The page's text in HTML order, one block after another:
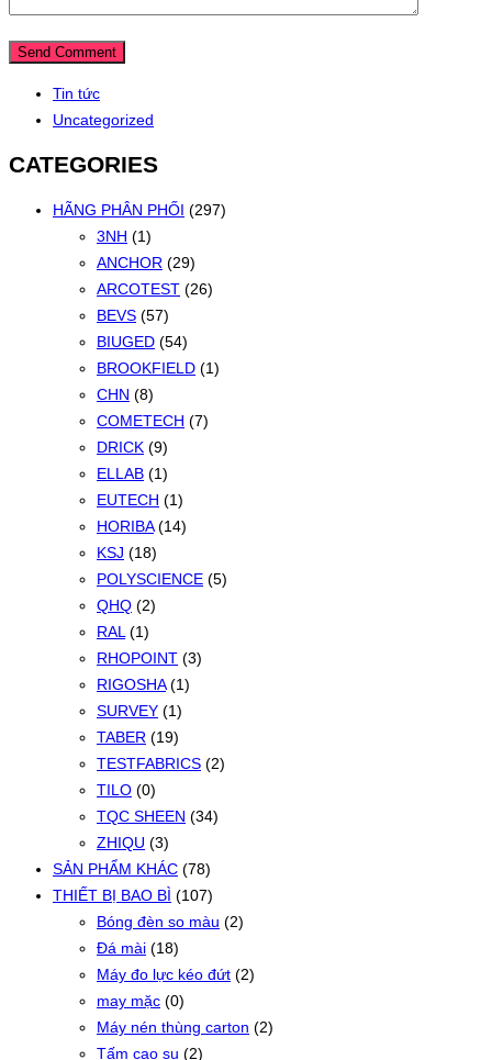
Tin tức
Uncategorized
CATEGORIES
HÃNG PHÂN PHỐI (297)
3NH (1)
ANCHOR (29)
ARCOTEST (26)
BEVS (57)
BIUGED (54)
BROOKFIELD (1)
CHN (8)
COMETECH (7)
DRICK (9)
ELLAB (1)
EUTECH (1)
HORIBA (14)
KSJ (18)
POLYSCIENCE (5)
QHQ (2)
RAL (1)
RHOPOINT (3)
RIGOSHA (1)
SURVEY (1)
TABER (19)
TESTFABRICS (2)
TILO (0)
TQC SHEEN (34)
ZHIQU (3)
SẢN PHẨM KHÁC (78)
THIẾT BỊ BAO BÌ (107)
Bóng đèn so màu (2)
Đá mài (18)
Máy đo lực kéo đứt (2)
may mặc (0)
Máy nén thùng carton (2)
Tấm cao su (2)